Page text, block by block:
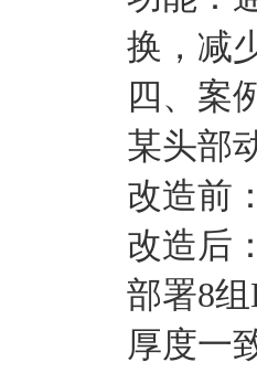
换，减
四、案
某头部
改造前
改造后
部署8
厚度一